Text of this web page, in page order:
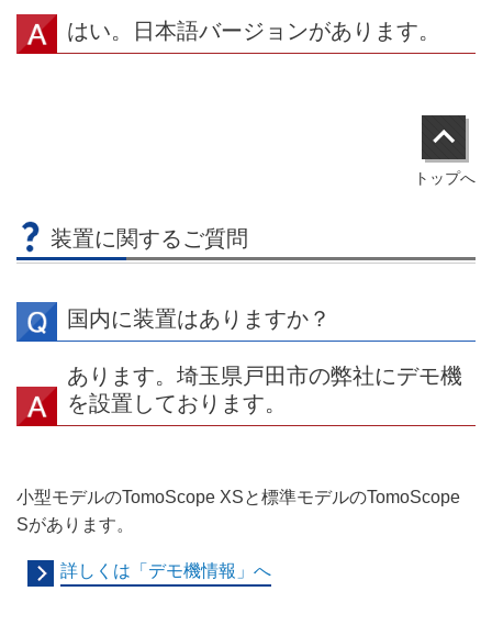
はい。日本語バージョンがあります。
トップへ
装置に関するご質問
国内に装置はありますか？
あります。埼玉県戸田市の弊社にデモ機
を設置しております。
小型モデルのTomoScope XSと標準モデルのTomoScope
Sがあります。
詳しくは「デモ機情報」へ